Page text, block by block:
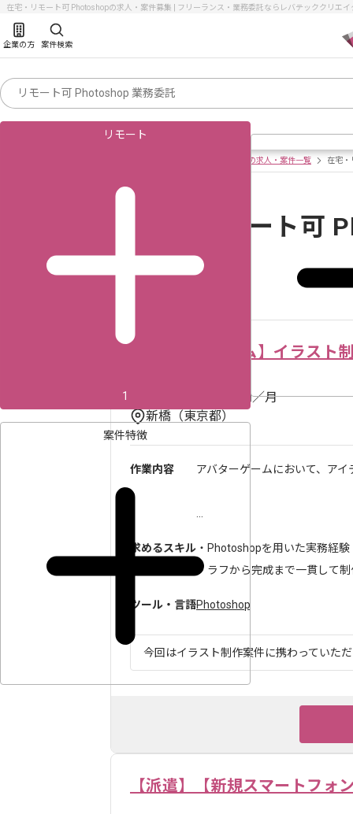
在宅・リモート可 Photoshopの求人・案件募集 | フリーランス・業務委託ならレバテッククリエイ
企業の方 案件検索
リモート
1
案件特徴
在宅・リモート可の求人・案件一覧 在宅・
在宅・リモート可
【アバターゲーム】イラスト
円／月
新橋（東京都）
作業内容 アバターゲームにおいて、ア
求めるスキル ・Photoshopを用いた実務経験
・ラフから完成まで一貫して
ツール・言語Photoshop
今回はイラスト制作案件に携わっていた
【派遣】【新規スマートフォ